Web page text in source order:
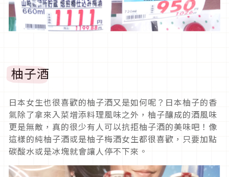
柚子酒
日本女生也很喜歡的柚子酒又是如何呢？日本柚子的香
氣除了拿來入菜增添料理風味之外，柚子釀成的酒風味
更是無敵，真的很少有人可以抗拒柚子酒的美味吧！像
這樣的純柚子酒或是柚子梅酒女生都很喜歡，只要加點
碳酸水或是冰塊就會讓人停不下來。